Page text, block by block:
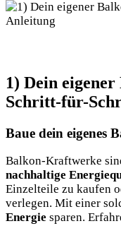
1) Dein
⁣Schritt-für-
Baue dein eigenes
Balkon-Kraftwerke
nachhaltige
Einzelteile zu kaufen
verlegen. Mit einer
Energie sparen.